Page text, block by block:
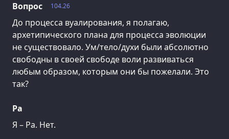
104.26
Вопрос
До процесса вуалирования, я полагаю,
архетипического плана для процесса эволюции
не существовало. Ум/тело/духи были абсолютно
свободны в своей свободе воли развиваться
любым образом, которым они бы пожелали. Это
так?
Ра
Я – Ра. Нет.